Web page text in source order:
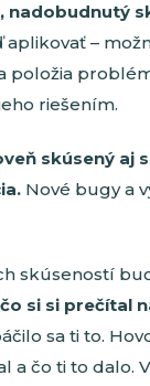
nadobudnutý
aplikovať –
problém
riešením.
skúsený aj
Nové bugy a
skúseností
si si prečítal
sa ti to.
a čo ti to dalo.